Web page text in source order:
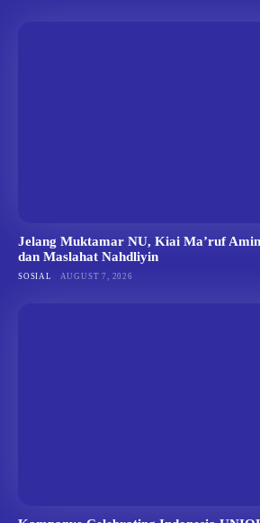
Jelang Muktamar NU, Kiai Ma’ruf
dan Maslahat Nahdliyin
SOSIAL AUGUST 7, 2026